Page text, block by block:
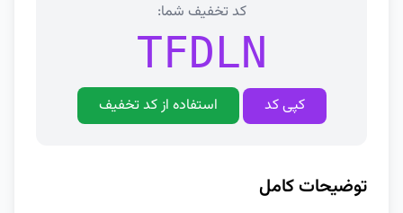
کد تخفیف شما:
TFDLN
کپی کد استفاده از کد تخفیف
توضیحات کامل